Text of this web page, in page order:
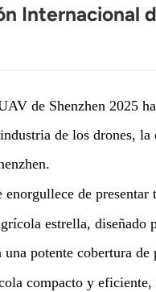
Internacional
de Shenzhen 2025
de los drones,
de
estrella, diseñado
potente cobertura
compacto y eficiente,